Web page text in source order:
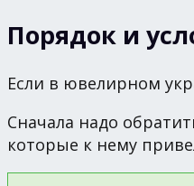
Порядок и
Если в ювелирном
Сначала надо
которые к нему